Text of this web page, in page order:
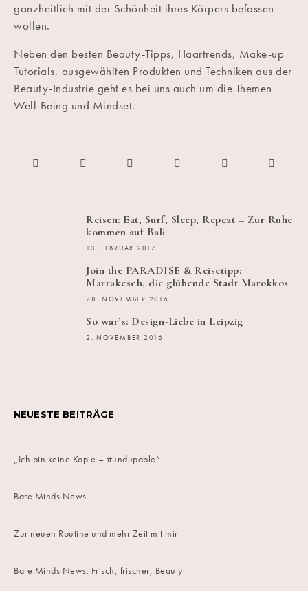
ganzheitlich mit der Schönheit ihres Körpers befassen
wollen.
Neben den besten Beauty-Tipps, Haartrends, Make-up
Tutorials, ausgewählten Produkten und Techniken aus der
Beauty-Industrie geht es bei uns auch um die Themen
Well-Being und Mindset.
Reisen: Eat, Surf, Sleep, Repeat – Zur Ruhe
kommen auf Bali
13. FEBRUAR 2017
Join the PARADISE & Reisetipp:
Marrakesch, die glühende Stadt Marokkos
28. NOVEMBER 2016
So war’s: Design-Liebe in Leipzig
2. NOVEMBER 2016
NEUESTE BEITRÄGE
„Ich bin keine Kopie – #undupable“
Bare Minds News
Zur neuen Routine und mehr Zeit mit mir
Bare Minds News: Frisch, frischer, Beauty